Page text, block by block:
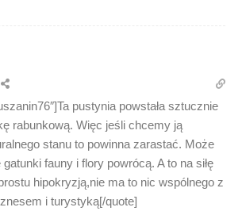
pustynia powstała sztucznie
rabunkową. Więc jeśli chcemy ją
stanu to powinna zarastać. Może
fauny i flory powrócą. A to na siłę
hipokryzją,nie ma to nic wspólnego z
i turystyką[/quote]